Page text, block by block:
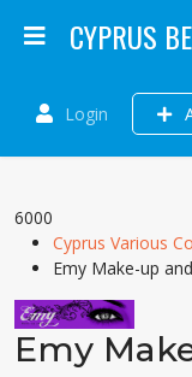
CYPRUS
Login
6000
Cyprus Various
Emy Make-up
Emy